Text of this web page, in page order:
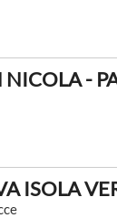
NICOLA -
ISOLA